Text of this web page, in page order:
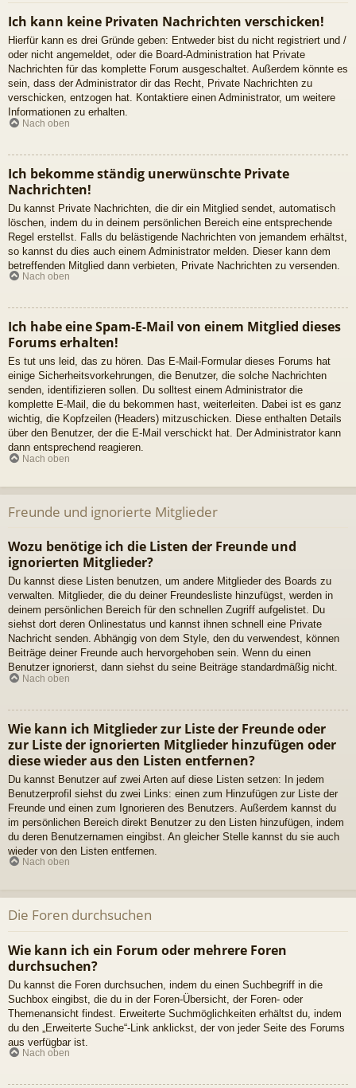
Ich kann keine Privaten Nachrichten verschicken!
Hierfür kann es drei Gründe geben: Entweder bist du nicht registriert und /
oder nicht angemeldet, oder die Board-Administration hat Private
Nachrichten für das komplette Forum ausgeschaltet. Außerdem könnte es
sein, dass der Administrator dir das Recht, Private Nachrichten zu
verschicken, entzogen hat. Kontaktiere einen Administrator, um weitere
Informationen zu erhalten.
Nach oben
Ich bekomme ständig unerwünschte Private
Nachrichten!
Du kannst Private Nachrichten, die dir ein Mitglied sendet, automatisch
löschen, indem du in deinem persönlichen Bereich eine entsprechende
Regel erstellst. Falls du belästigende Nachrichten von jemandem erhältst,
so kannst du dies auch einem Administrator melden. Dieser kann dem
betreffenden Mitglied dann verbieten, Private Nachrichten zu versenden.
Nach oben
Ich habe eine Spam-E-Mail von einem Mitglied dieses
Forums erhalten!
Es tut uns leid, das zu hören. Das E-Mail-Formular dieses Forums hat
einige Sicherheitsvorkehrungen, die Benutzer, die solche Nachrichten
senden, identifizieren sollen. Du solltest einem Administrator die
komplette E-Mail, die du bekommen hast, weiterleiten. Dabei ist es ganz
wichtig, die Kopfzeilen (Headers) mitzuschicken. Diese enthalten Details
über den Benutzer, der die E-Mail verschickt hat. Der Administrator kann
dann entsprechend reagieren.
Nach oben
Freunde und ignorierte Mitglieder
Wozu benötige ich die Listen der Freunde und
ignorierten Mitglieder?
Du kannst diese Listen benutzen, um andere Mitglieder des Boards zu
verwalten. Mitglieder, die du deiner Freundesliste hinzufügst, werden in
deinem persönlichen Bereich für den schnellen Zugriff aufgelistet. Du
siehst dort deren Onlinestatus und kannst ihnen schnell eine Private
Nachricht senden. Abhängig von dem Style, den du verwendest, können
Beiträge deiner Freunde auch hervorgehoben sein. Wenn du einen
Benutzer ignorierst, dann siehst du seine Beiträge standardmäßig nicht.
Nach oben
Wie kann ich Mitglieder zur Liste der Freunde oder
zur Liste der ignorierten Mitglieder hinzufügen oder
diese wieder aus den Listen entfernen?
Du kannst Benutzer auf zwei Arten auf diese Listen setzen: In jedem
Benutzerprofil siehst du zwei Links: einen zum Hinzufügen zur Liste der
Freunde und einen zum Ignorieren des Benutzers. Außerdem kannst du
im persönlichen Bereich direkt Benutzer zu den Listen hinzufügen, indem
du deren Benutzernamen eingibst. An gleicher Stelle kannst du sie auch
wieder von den Listen entfernen.
Nach oben
Die Foren durchsuchen
Wie kann ich ein Forum oder mehrere Foren
durchsuchen?
Du kannst die Foren durchsuchen, indem du einen Suchbegriff in die
Suchbox eingibst, die du in der Foren-Übersicht, der Foren- oder
Themenansicht findest. Erweiterte Suchmöglichkeiten erhältst du, indem
du den „Erweiterte Suche“-Link anklickst, der von jeder Seite des Forums
aus verfügbar ist.
Nach oben